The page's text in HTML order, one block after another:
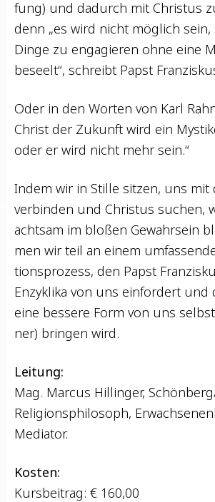
fung) und dadurch mit Chris­tus
denn „es wird nicht mög­lich
Din­ge zu enga­gie­ren ohne eine
beseelt“, schreibt Papst
Oder in den Wor­ten von Karl
Christ der Zukunft wird ein
oder er wird nicht mehr sein.“
Indem wir in Stil­le sit­zen, uns mit
ver­bin­den und Chris­tus suchen,
acht­sam im blo­ßen Gewahr­sein
men wir teil an einem
ti­ons­pro­zess, den Papst
Enzy­kli­ka von uns ein­for­dert und
eine bes­se­re Form von uns
ner) brin­gen wird.
Lei­tung:
Mag. Mar­cus Hil­lin­ger,
Reli­gi­ons­phi­lo­soph,
Mediator.
Kos­ten:
Kurs­bei­trag: € 160,00